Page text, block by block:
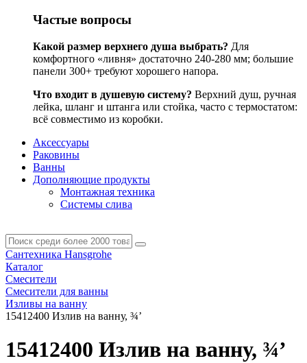
Частые вопросы
Какой размер верхнего душа выбрать? Для
комфортного «ливня» достаточно 240-280 мм; большие
панели 300+ требуют хорошего напора.
Что входит в душевую систему? Верхний душ, ручная
лейка, шланг и штанга или стойка, часто с термостатом:
всё совместимо из коробки.
Аксессуары
Раковины
Ванны
Дополняющие продукты
Монтажная техника
Системы слива
Сантехника Hansgrohe
Каталог
Смесители
Смесители для ванны
Изливы на ванну
15412400 Излив на ванну, ¾’
15412400 Излив на ванну, ¾’